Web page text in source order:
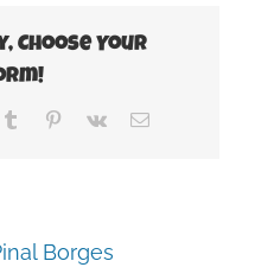
Choose Your
Tumblr Pinterest
Vk
Correo
Borges